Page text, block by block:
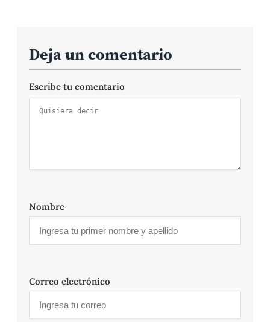
Deja un comentario
Escribe tu comentario
Nombre
Correo electrónico